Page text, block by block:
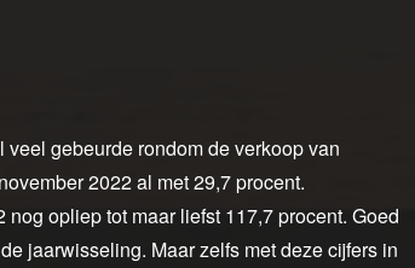
veel gebeurde rondom de verkoop van
2022 al met 29,7 procent.
opliep tot maar liefst 117,7 procent. Goed
jaarwisseling. Maar zelfs met deze cijfers in